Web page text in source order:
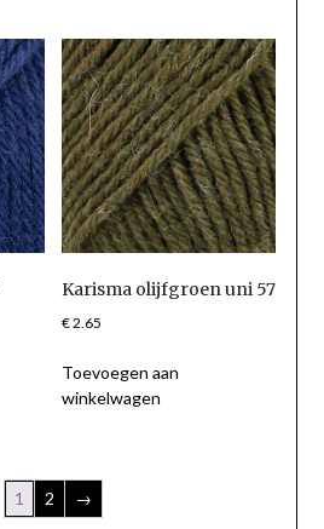
Karisma olijfgroen uni 57
€2.65
Toevoegen aan
winkelwagen
1 2 →